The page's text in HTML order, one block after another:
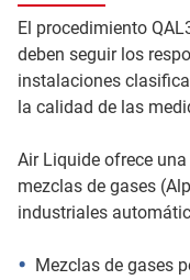
El procedimiento
deben seguir los
instalaciones
la calidad de las
Air Liquide ofrece
mezclas de gases
industriales
Mezclas de gases